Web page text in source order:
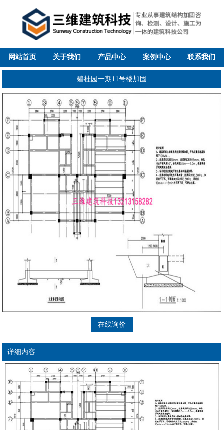
网站首页 关于我们 产品中心 案例中心 联系我们
碧桂园一期11号楼加固
在线询价
详细内容